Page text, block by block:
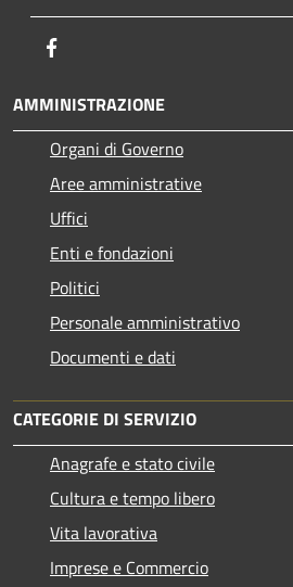
AMMINISTRAZIONE
Organi di Governo
Aree amministrative
Uffici
Enti e fondazioni
Politici
Personale amministrativo
Documenti e dati
CATEGORIE DI SERVIZIO
Anagrafe e stato civile
Cultura e tempo libero
Vita lavorativa
Imprese e Commercio